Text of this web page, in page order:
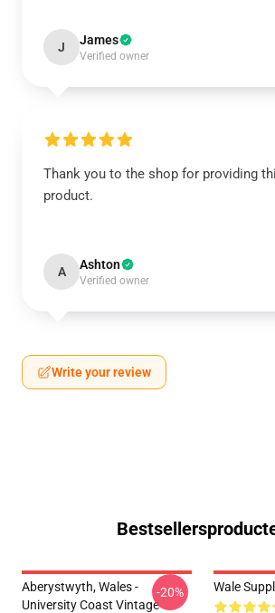
J James
Verified owner
Thank you to the shop for providing
product.
A Ashton
Verified owner
Write your review
Aberystwyth, Wales -
University Coast Vintage
-20% Wale